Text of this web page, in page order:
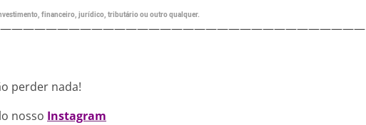
financeiro, jurídico, tributário ou outro qualquer.
perder nada!
nosso Instagram